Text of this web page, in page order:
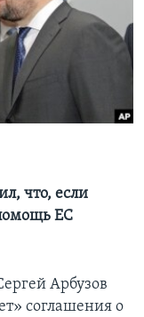
что, если
ЕС
Арбузов
соглашения о